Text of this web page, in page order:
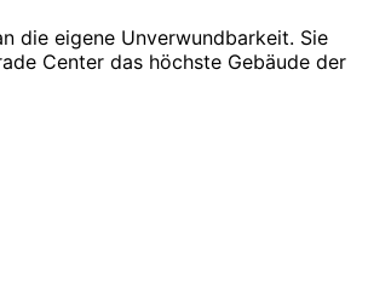
die eigene Unverwundbarkeit. Sie
Center das höchste Gebäude der